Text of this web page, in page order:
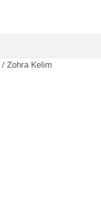
/ Zohra Kelim